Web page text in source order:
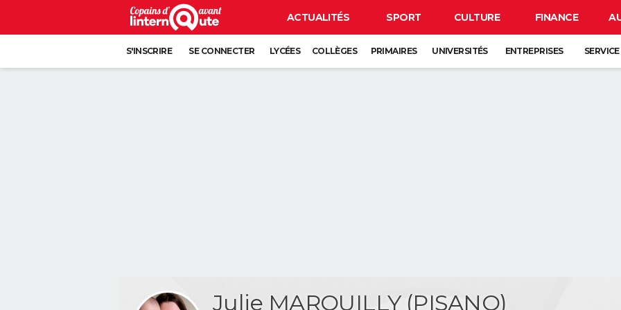
ACTUALITÉS SPORT CULTURE FINANCE
S'INSCRIRE SE CONNECTER LYCÉES COLLÈGES PRIMAIRES UNIVERSITÉS ENTREPRISES
Julie MARQUILLY (PISANO)